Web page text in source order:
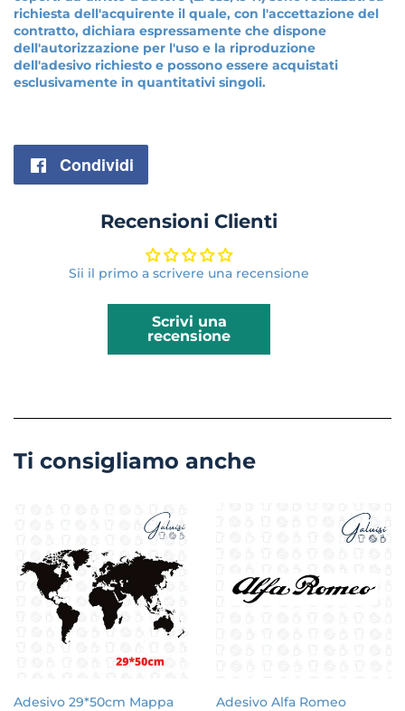
richiesta dell'acquirente il quale, con l'accettazione del
contratto, dichiara espressamente che dispone
dell'autorizzazione per l'uso e la riproduzione
dell'adesivo richiesto e possono essere acquistati
esclusivamente in quantitativi singoli.
Condividi
Facebook
Recensioni Clienti
Sii il primo a scrivere una recensione
Scrivi una
recensione
Ti consigliamo anche
Adesivo 29*50cm Mappa
Adesivo Alfa Romeo